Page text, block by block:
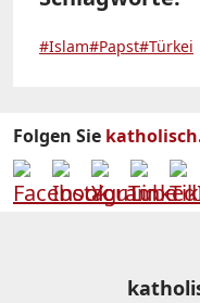
#Islam#Papst#Türkei
Folgen Sie